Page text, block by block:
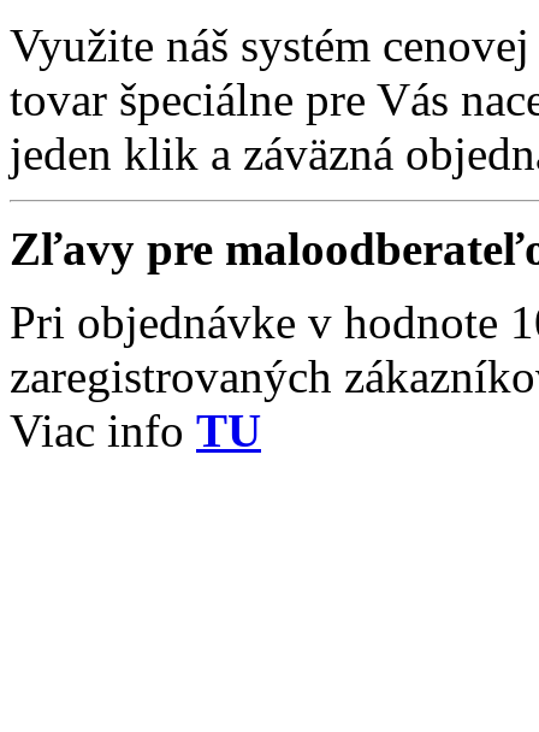
Využite náš systém
tovar špeciálne pre Vás
jeden klik a záväzná
Zľavy pre
Pri objednávke v hodnote
zaregistrovaných
Viac info TU